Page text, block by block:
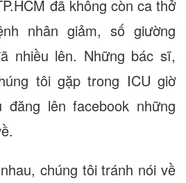
đã không còn ca thở
nhân giảm, số giường
nhiều lên. Những bác sĩ,
tôi gặp trong ICU giờ
lên facebook những
chúng tôi tránh nói về